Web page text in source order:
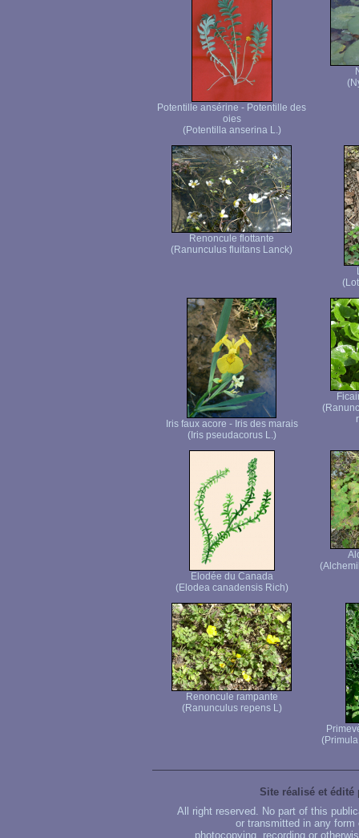
Potentille ansérine - Potentille des
oies
(Potentilla anserina L.)
Renoncule flottante
(Ranunculus fluitans Lanck)
Iris faux acore - Iris des marais
(Iris pseudacorus L.)
Elodée du Canada
(Elodea canadensis Rich)
Renoncule rampante
(Ranunculus repens L)
Site réalisé et édité
All right reserved. No part of this
or transmitted in any
photocopying, recording or